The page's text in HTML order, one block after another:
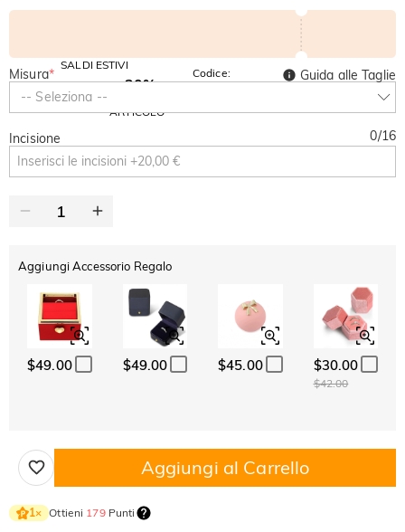
SALDI ESTIVI
-10%
SU TUTTO
-30%
ARTICOLO
Codice:
SUMMER
Misura*
-- Seleziona --
Guida alle Taglie
Incisione 0/16
Aggiungi Accessorio Regalo
$49.00 $49.00 $45.00 $30.00
$42.00
Aggiungi al Carrello
1× Ottieni 179Punti